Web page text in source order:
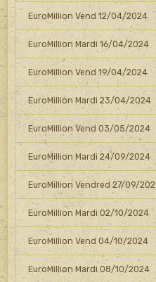
EuroMillion Vend 12/04/2024
EuroMillion Mardi 16/04/2024
EuroMillion Vend 19/04/2024
EuroMillion Mardi 23/04/2024
EuroMillion Vend 03/05/2024
EuroMillion Mardi 24/09/2024
EuroMillion Vendred 27/09/202
EuroMillion Mardi 02/10/2024
EuroMillion Vend 04/10/2024
EuroMillion Mardi 08/10/2024